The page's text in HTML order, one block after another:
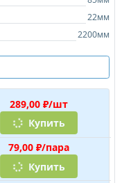
22мм
2200мм
289,00 ₽/шт
Купить
79,00 ₽/пара
Купить